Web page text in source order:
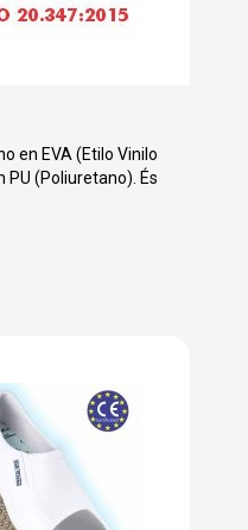
en EVA (Etilo Vinilo
(Poliuretano). És